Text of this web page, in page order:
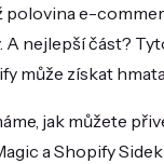
polovina e-
nejlepší část?
může získat
jak můžete
a Shopify